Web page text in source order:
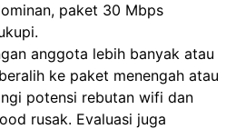
paket 30 Mbps
anggota lebih banyak atau
ke paket menengah atau
potensi rebutan wifi dan
rusak. Evaluasi juga